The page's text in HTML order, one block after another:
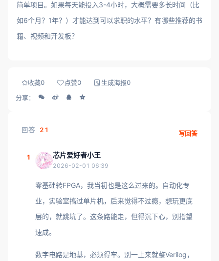
简单项目。如果每天能投入3-4小时，大概需要多长时间（比
如6个月？1年？）才能达到可以求职的水平？有哪些推荐的书
籍、视频和开发板？
收藏0 点赞0 生成海报0
分享：
回答 21 写回答
1 芯片爱好者小王
2026-02-01 06:39
零基础转FPGA，我当初也是这么过来的。自动化专
业，实验室搞过单片机，后来觉得不过瘾，想玩更底
层的，就跳坑了。这条路能走，但得沉下心，别指望
速成。
数字电路是地基，必须得牢。别一上来就整Verilog，